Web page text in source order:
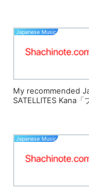
Japanese Music
My recommended
SATELLITES Kana
Japanese Music